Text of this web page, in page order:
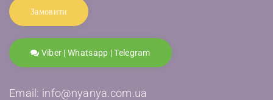
Замовити
Viber | Whatsapp | Telegram
Email: info@nyanya.com.ua